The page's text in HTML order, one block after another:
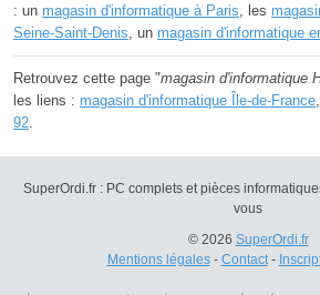
: un magasin d'informatique à Paris , les
Seine-Saint-Denis , un magasin d'informatique
Retrouvez cette page "magasin d'informatique
les liens : magasin d'informatique Île-de-France
92
SuperOrdi.fr : PC complets et pièces
vous
© 2026 SuperOrdi.fr
Mentions légales- Contact-